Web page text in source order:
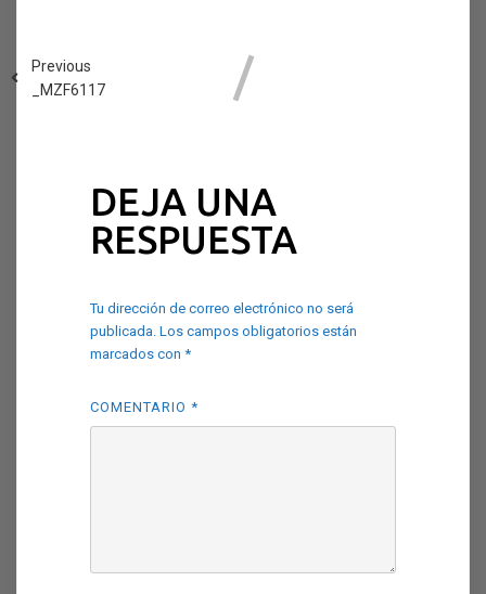
Previous
_MZF6117
DEJA UNA
RESPUESTA
Tu dirección de correo electrónico no será
publicada. Los campos obligatorios están
marcados con *
COMENTARIO *